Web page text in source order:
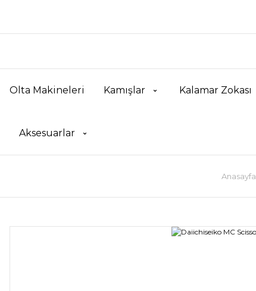
Olta Makineleri Kamışlar Kalamar Zokası
Aksesuarlar
Anasayfa